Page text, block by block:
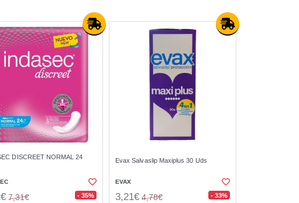
DISCREET NORMAL 24
7,31€ - 35%
Evax Salvaslip Maxiplus 30 Uds
EVAX
3,21€ 4,78€ - 33%